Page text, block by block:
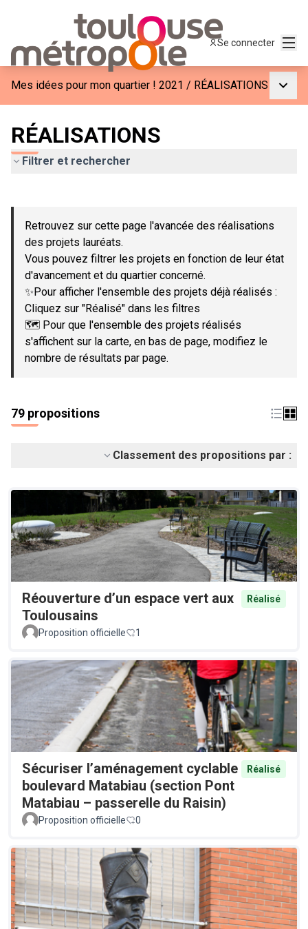
Se connecter
Mes idées pour mon quartier ! 2021 / RÉALISATIONS
RÉALISATIONS
Filtrer et rechercher
−
Retrouvez sur cette page l'avancée des réalisations
des projets lauréats.
Vous pouvez filtrer les projets en fonction de leur état
d'avancement et du quartier concerné.
✨Pour afficher l'ensemble des projets déjà réalisés :
Cliquez sur "Réalisé" dans les filtres
🗺️ Pour que l'ensemble des projets réalisés
s'affichent sur la carte, en bas de page, modifiez le
nombre de résultats par page.
79 propositions
Classement des propositions par :
Réouverture d’un espace vert aux
Toulousains
Réalisé
Proposition officielle 1
Sécuriser l’aménagement cyclable
boulevard Matabiau (section Pont
Matabiau – passerelle du Raisin)
Réalisé
Proposition officielle 0